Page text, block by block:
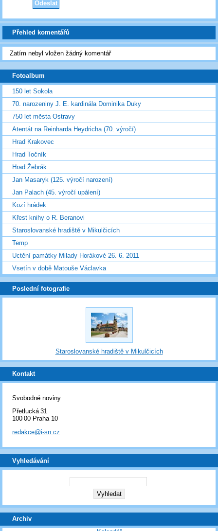
Přehled komentářů
Zatím nebyl vložen žádný komentář
Fotoalbum
150 let Sokola
70. narozeniny J. E. kardinála Dominika Duky
750 let města Ostravy
Atentát na Reinharda Heydricha (70. výročí)
Hrad Krakovec
Hrad Točník
Hrad Žebrák
Jan Masaryk (125. výročí narození)
Jan Palach (45. výročí upálení)
Kozí hrádek
Křest knihy o R. Beranovi
Staroslovanské hradiště v Mikulčicích
Temp
Uctění památky Milady Horákové 26. 6. 2011
Vsetín v době Matouše Václavka
Poslední fotografie
Staroslovanské hradiště v Mikulčicích
Kontakt
Svobodné noviny
Přetlucká 31
100 00 Praha 10
redakce@i-sn.cz
Vyhledávání
Archiv